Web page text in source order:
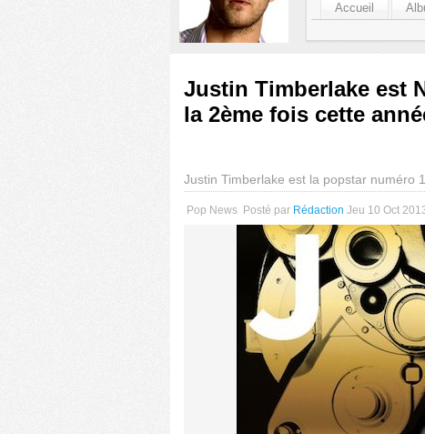
Accueil
Justin Timberlake est
la 2ème fois cette
Justin Timberlake est la popstar numéro
Pop News Posté par Rédaction Jeu 10 Oct